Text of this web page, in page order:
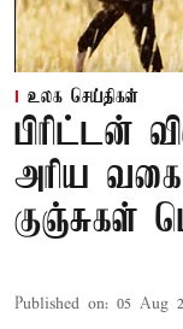
உலக செய்திகள்
பிரிட்டன்
அரிய
குஞ்சுகள்
Published on: 05 Aug